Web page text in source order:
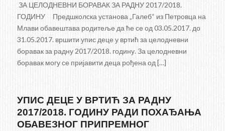
ЗА ЦЕЛОДНЕВНИ БОРАВАК ЗА РАДНУ 2017/2018.
ГОДИНУ Предшколска установа „Галеб“ из Петровца на
Млави обавештава родитеље да ће се од 03.05.2017. до
31.05.2017. вршити упис деце у вртић за целодневни
боравак за радну 2017/2018. годину. За целодневни
боравак могу се пријавити деца рођена од […]
УПИС ДЕЦЕ У ВРТИЋ ЗА РАДНУ
2017/2018. ГОДИНУ РАДИ ПОХАЂАЊА
ОБАВЕЗНОГ ПРИПРЕМНОГ